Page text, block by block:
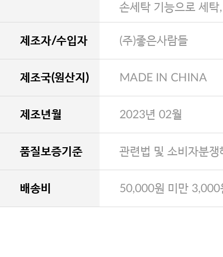
손세탁 기능으로 세탁
제조자/수입자 (주)좋은사람들
제조국(원산지) MADE IN CHINA
제조년월 2023년 02월
품질보증기준 관련법 및 소비자분
배송비 50,000원 미만 3,000